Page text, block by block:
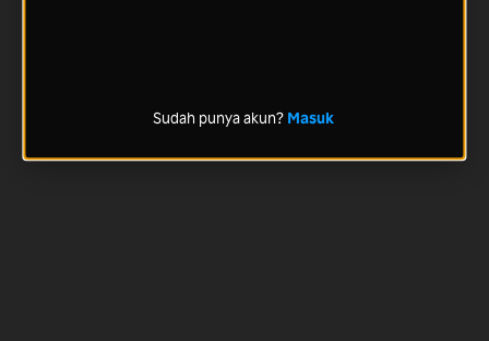
Sudah punya akun? Masuk